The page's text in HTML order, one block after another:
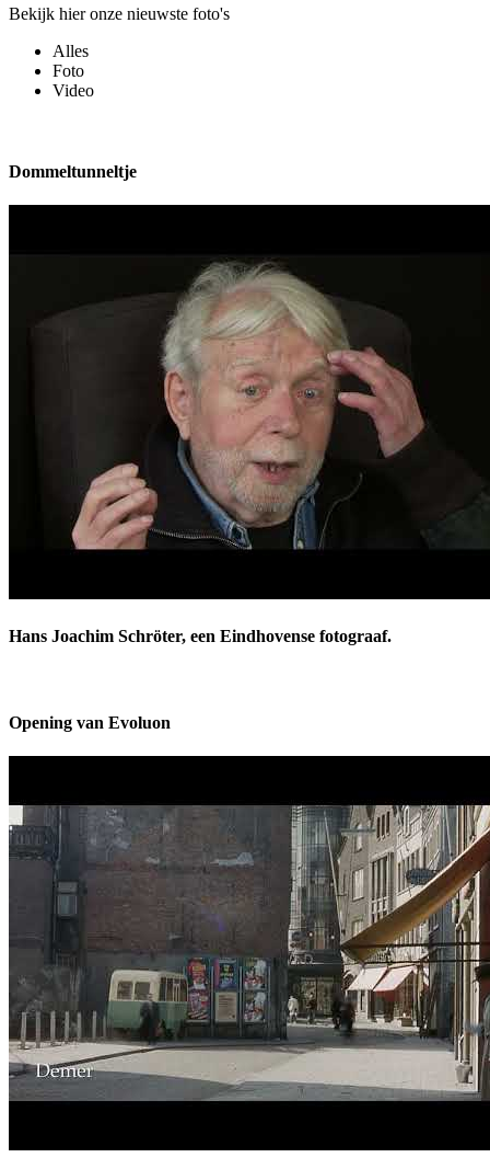
Bekijk hier onze nieuwste foto's
Alles
Foto
Video
Dommeltunneltje
Hans Joachim Schröter, een Eindhovense fotograaf.
Opening van Evoluon